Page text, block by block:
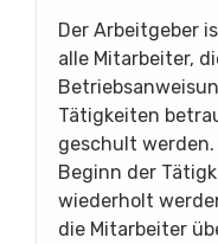
Der Arbeitgeber
alle Mitarbeiter,
Tätigkeiten
geschult
Beginn der
wiederholt
die Mitarbeiter